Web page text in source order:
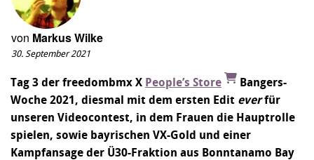
von Markus Wilke
30. September 2021
Tag 3 der freedombmx X People’s Store
Bangers-
Woche 2021, diesmal mit dem ersten Edit everfür
unseren Videocontest, in dem Frauen die Hauptrolle
spielen, sowie bayrischen VX-Gold und einer
Kampfansage der Ü30-Fraktion aus Bonntanamo Bay